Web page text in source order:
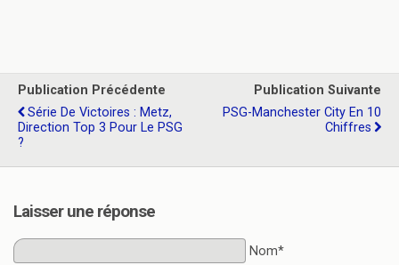
Publication Précédente
Série De Victoires : Metz,
Direction Top 3 Pour Le PSG
?
Publication Suivante
PSG-Manchester City En 10
Chiffres
Laisser une réponse
Nom*